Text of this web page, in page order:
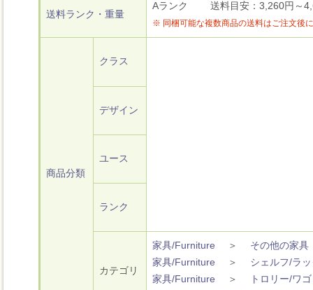
送料ランク・重量
Aランク 送料目安：3,260円～
※ 同梱可能な複数商品の送料はご注文後
商品分類
クラス
デザイン
ユース
ランク
カテゴリ
家具/Furniture ＞ その他の家具
家具/Furniture ＞ シェルフ/ラ
家具/Furniture ＞
トロリー/ワ